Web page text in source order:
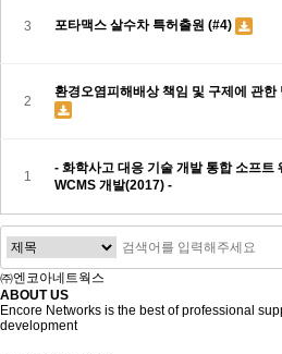
sy.jang@encorenetworks.co.kr
3 포타맥스 살수차 특허출원 (#4)
2
환경오염피해배상 책임 및 구제에 관한
1
- 화학사고 대응 기술 개발 통합 소프트
WCMS 개발(2017) -
㈜엔코아네트웍스
ABOUT US
Encore Networks is the best of professional
development